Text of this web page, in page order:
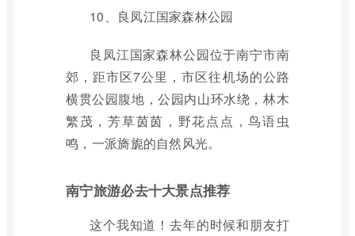
10、良凤江国家森林公园
良凤江国家森林公园位于南宁市南
郊，距市区7公里，市区往机场的公路
横贯公园腹地，公园内山环水绕，林木
繁茂，芳草茵茵，野花点点，鸟语虫
鸣，一派旖旎的自然风光。
南宁旅游必去十大景点推荐
这个我知道！去年的时候和朋友打